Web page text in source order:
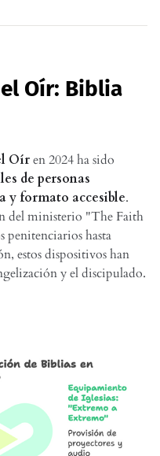
Oír: Biblia
Oíren 2024 ha sido
de personas
y formato accesible.
del ministerio "The Faith
penitenciarios hasta
estos dispositivos han
y el discipulado.